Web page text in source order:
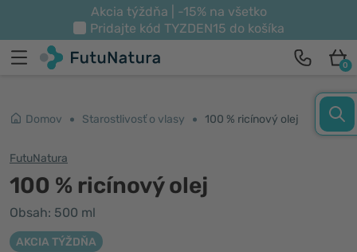
Akcia týždňa | -15% na všetko
Pridajte kód TYZDEN15 do košíka
0
Domov Starostlivosť o vlasy 100 % ricínový olej
FutuNatura
100 % ricínový olej
Obsah: 500 ml
AKCIA TÝŽDŇA